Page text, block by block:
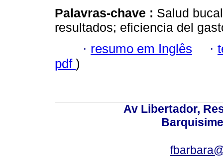
Palavras-chave : Salud
resultados; eficiencia del
· resumo em Inglês ·
pdf )
Av Libertador,